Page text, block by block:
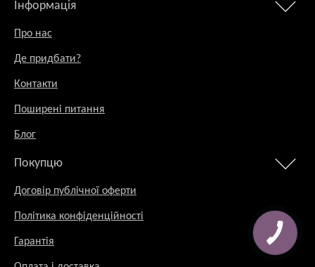
Інформація
Про нас
Де придбати?
Контакти
Поширені питання
Блог
Покупцю
Договір публічної оферти
Політика конфіденційності
Гарантія